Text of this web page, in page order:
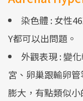
染色體 : 女性
Y都可以出問題。
外觀表現 : 變
宮、卵巢跟輸卵
膨大，有點類似小